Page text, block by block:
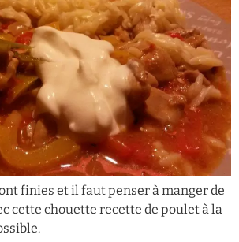
finies et il faut penser à manger de
cette chouette recette de poulet à la